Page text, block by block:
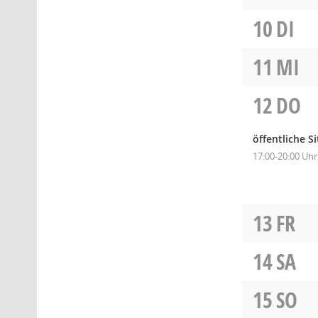
10DI
11 MI
12DO
öffentliche
17:00-20:00 Uhr
13FR
14SA
15SO